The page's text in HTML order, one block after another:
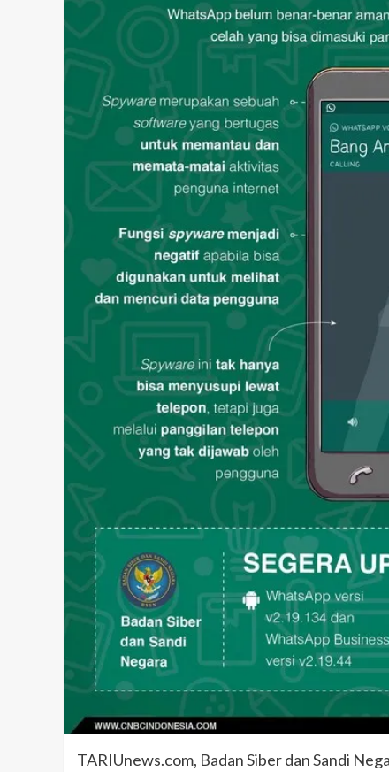
TARIUnews.com, Badan Siber dan Sandi